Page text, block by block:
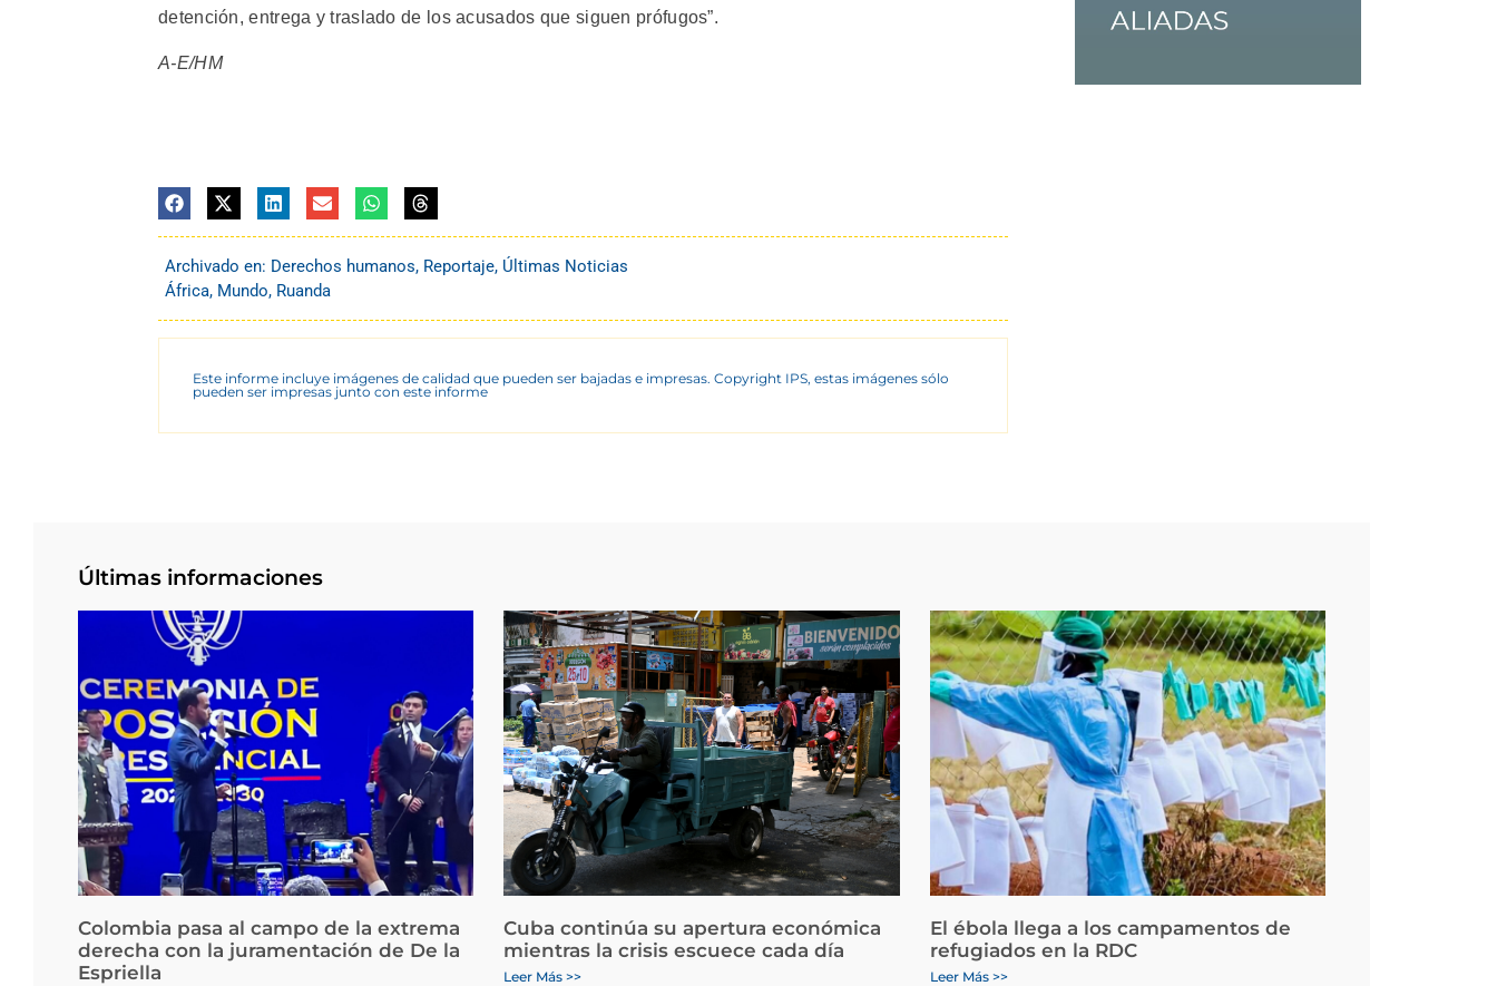
detención, entrega y traslado de los acusados que siguen prófugos”.
A-E/HM
Archivado en: Derechos humanos, Reportaje, Últimas Noticias
África, Mundo, Ruanda
Este informe incluye imágenes de calidad que pueden ser bajadas e impresas. Copyright IPS, estas imágenes sólo
pueden ser impresas junto con este informe
Últimas informaciones
Colombia pasa al campo de la extrema
derecha con la juramentación de De la
Espriella
Cuba continúa su apertura económica
mientras la crisis escuece cada día
Leer Más >>
El ébola llega a los campamentos de
refugiados en la RDC
Leer Más >>